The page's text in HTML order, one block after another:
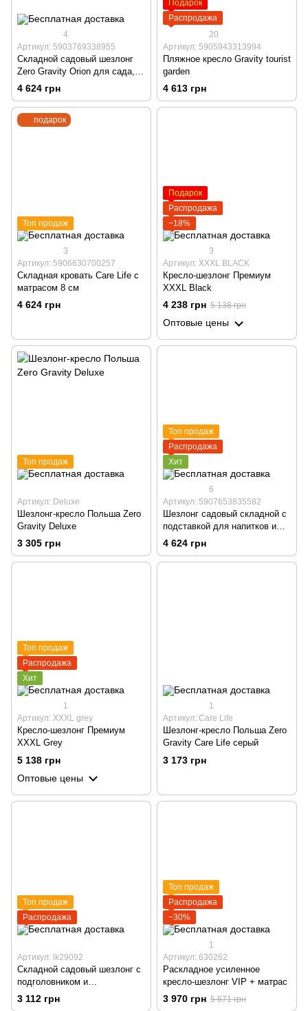
4
Артикул: 5903769338955
Складной садовый шезлонг
Zero Gravity Orion для сада,
террасы и пляжа с
подставкой для напитков,
держателем для смартфона,
черный
4 624 грн
Подарок
Распродажа
20
Артикул: 5905943313994
Пляжное кресло Gravity tourist
garden
4 613 грн
подарок
Топ продаж
3
Артикул: 5906630700257
Складная кровать Care Life с
матрасом 8 см
4 624 грн
Подарок
Распродажа
−18%
3
Артикул: XXXL BLACK
Кресло-шезлонг Премиум
XXXL Black
4 238 грн 5 138 грн
Оптовые цены
Топ продаж
Артикул: Deluxe
Шезлонг-кресло Польша Zero
Gravity Deluxe
3 305 грн
Топ продаж
Распродажа
Хит
6
Артикул: 5907653835582
Шезлонг садовый складной с
подставкой для напитков и
подголовником
4 624 грн
Топ продаж
Распродажа
Хит
1
Артикул: XXXL grey
Кресло-шезлонг Премиум
XXXL Grey
5 138 грн
Оптовые цены
1
Артикул: Care Life
Шезлонг-кресло Польша Zero
Gravity Care Life серый
3 173 грн
Топ продаж
Распродажа
Артикул: lk29092
Складной садовый шезлонг с
подголовником и
регулируемой спинкой, темно-
3 112 грн
Топ продаж
Распродажа
−30%
1
Артикул: 630262
Раскладное усиленное
кресло-шезлонг VIP + матрас
3 970 грн 5 671 грн